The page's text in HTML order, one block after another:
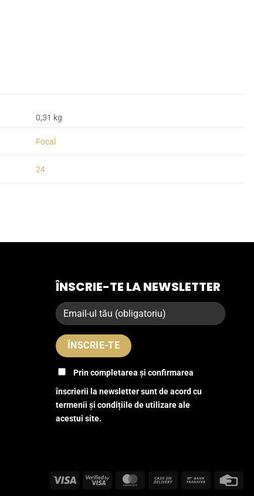
0,31 kg
Focal
24
ÎNSCRIE-TE LA NEWSLETTER
Prin completarea și confirmarea
înscrierii la newsletter sunt de acord cu
termenii și condițiile de utilizare ale
acestui site.
Visa
Visa
MasterCardCash
Bank